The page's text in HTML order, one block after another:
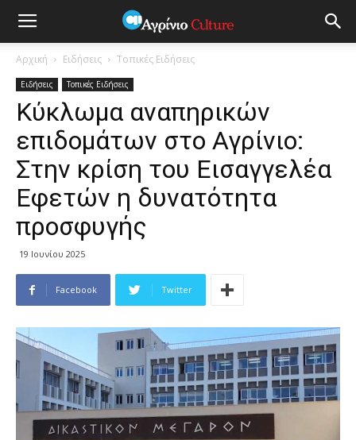
Αρχική Ειδήσεις Τοπικές Ειδήσεις
Ειδήσεις Τοπικές Ειδήσεις
Κύκλωμα αναπηρικών
επιδομάτων στο Αγρίνιο:
Στην κρίση του Εισαγγελέα
Εφετών η δυνατότητα
προσφυγής
19 Ιουνίου 2025
Facebook Twitter